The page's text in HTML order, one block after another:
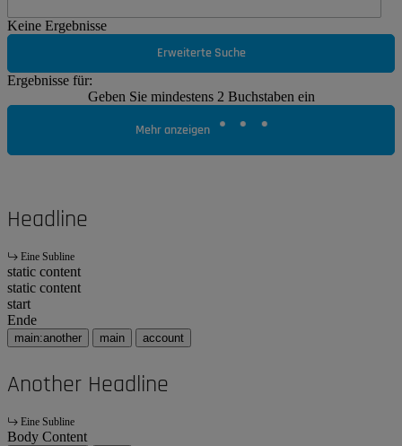
Keine Ergebnisse
Erweiterte Suche
Ergebnisse für:
Geben Sie mindestens 2 Buchstaben ein
Mehr anzeigen
Headline
Eine Subline
static content
static content
start
Ende
main:another main account
Another Headline
Eine Subline
Body Content